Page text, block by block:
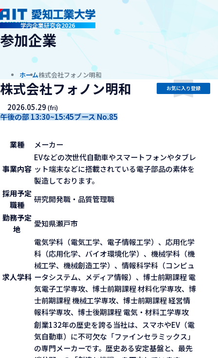
学内企業研究会2026
company
参加企業
ホーム株式会社フォノン明和
株式会社フォノン明和
2026.05.29(fri)
午後の部 13:30~15:45ブース No.85
お気に入り登録
業種 メーカー
事業内容
EVなどの次世代自動車やスマートフォンやタブレ
ット端末などに搭載されている電子部品の素体を
製造しております。
採用予定
職種
研究開発職・品質管理職
勤務予定
地
愛知県瀬戸市
求人学科
電気学科（電気工学、電子情報工学）、応用化学
科（応用化学、バイオ環境化学）、機械学科（機
械工学、機械創造工学）、情報科学科（コンピュ
ータシステム、メディア情報）、博士前期課程 電
気電子工学専攻、博士前期課程 材料化学専攻、博
士前期課程 機械工学専攻、博士前期課程 経営情
報科学専攻、博士後期課程 電気・材料工学専攻
創業132年の歴史を誇る当社は、スマホやEV（電
気自動車）に不可欠な「ファインセラミックス」
の専門メーカーです。歴史ある安定基盤と、最先